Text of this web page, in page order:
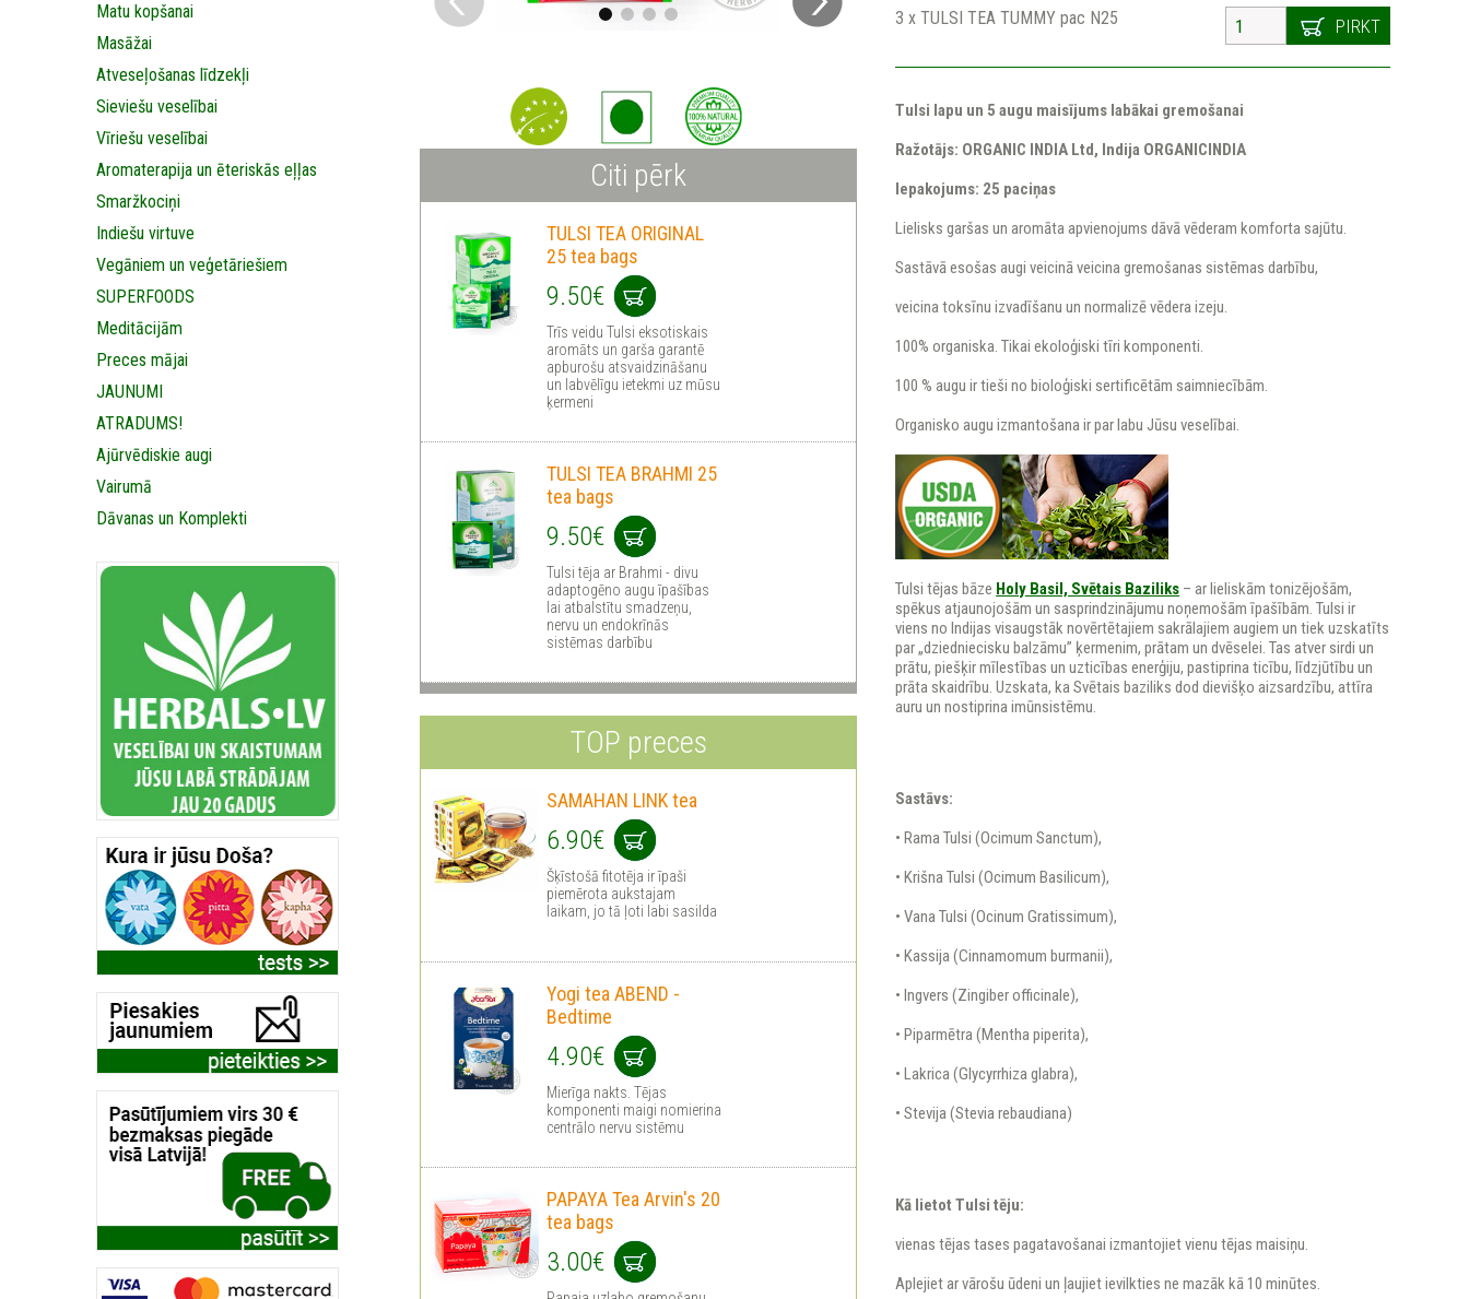
Matu kopšanai
Masāžai
Аtveseļošanas līdzekļi
Sieviešu veselībai
Vīriešu veselībai
Aromaterapija un ēteriskās eļļas
Smaržkociņi
Indiešu virtuve
Vegāniem un veģetāriešiem
SUPERFOODS
Meditācijām
Preces mājai
JAUNUMI
ATRADUMS!
Ajūrvēdiskie augi
Vairumā
Dāvanas un Komplekti
PIRKT
3 x TULSI TEA TUMMY pac N25
Tulsi lapu un 5 augu maisījums labākai gremošanai
Ražotājs: ORGANIC INDIA Ltd, Indija ORGANICINDIA
Iepakojums: 25 paciņas
Lielisks garšas un aromāta apvienojums dāvā vēderam komforta sajūtu.
Sastāvā esošas augi veicinā veicina gremošanas sistēmas darbību,
veicina toksīnu izvadīšanu un normalizē vēdera izeju.
100% organiska. Tikai ekoloģiski tīri komponenti.
100 % augu ir tieši no bioloģiski sertificētām saimniecībām.
Organisko augu izmantošana ir par labu Jūsu veselībai.
Tulsi tējas bāze Holy Basil, Svētais Baziliks – ar lieliskām tonizējošām,
spēkus atjaunojošām un sasprindzinājumu noņemošām īpašībām. Tulsi ir
viens no Indijas visaugstāk novērtētajiem sakrālajiem augiem un tiek uzskatīts
par „dziedniecisku balzāmu” ķermenim, prātam un dvēselei. Tas atver sirdi un
prātu, piešķir mīlestības un uzticības enerģiju, pastiprina ticību, līdzjūtību un
prāta skaidrību. Uzskata, ka Svētais baziliks dod dievišķo aizsardzību, attīra
auru un nostiprina imūnsistēmu.
Sastāvs:
• Rama Tulsi (Ocimum Sanctum),
• Krišna Tulsi (Ocimum Basilicum),
• Vana Tulsi (Ocinum Gratissimum),
• Kassija (Cinnamomum burmanii),
• Ingvers (Zingiber officinale),
• Piparmētra (Mentha piperita),
• Lakrica (Glycyrrhiza glabra),
• Stevija (Stevia rebaudiana)
Kā lietot Tulsi tēju:
vienas tējas tases pagatavošanai izmantojiet vienu tējas maisiņu.
Aplejiet ar vārošu ūdeni un ļaujiet ievilkties ne mazāk kā 10 minūtes.
Citi pērk
TULSI TEA ORIGINAL
25 tea bags
9.50€
Trīs veidu Tulsi eksotiskais
aromāts un garša garantē
apburošu atsvaidzināšanu
un labvēlīgu ietekmi uz mūsu
ķermeni
TULSI TEA BRAHMI 25
tea bags
9.50€
Tulsi tēja ar Brahmi - divu
adaptogēno augu īpašības
lai atbalstītu smadzeņu,
nervu un endokrīnās
sistēmas darbību
TOP preces
SAMAHAN LINK tea
6.90€
Šķīstošā fitotēja ir īpaši
piemērota aukstajam
laikam, jo tā ļoti labi sasilda
Yogi tea ABEND -
Bedtime
4.90€
Mierīga nakts. Tējas
komponenti maigi nomierina
centrālo nervu sistēmu
PAPAYA Tea Arvin's 20
tea bags
3.00€